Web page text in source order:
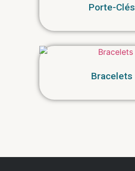
Porte-Clés
Bracelets